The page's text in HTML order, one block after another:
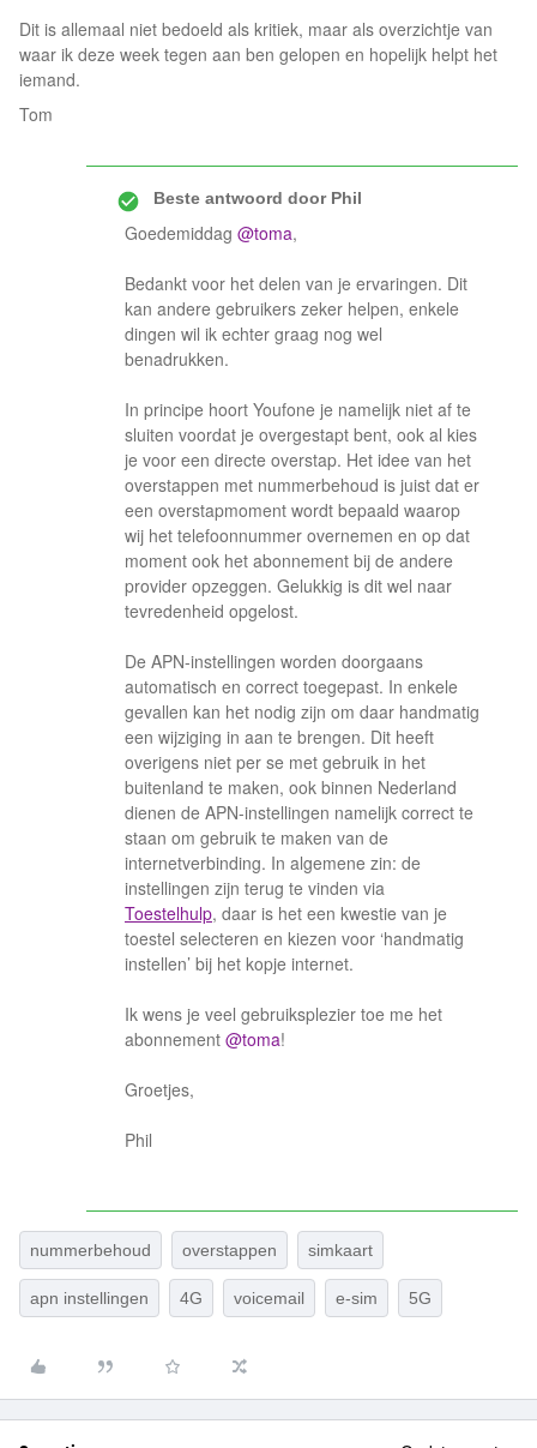
Dit is allemaal niet bedoeld als kritiek, maar als overzichtje van
waar ik deze week tegen aan ben gelopen en hopelijk helpt het
iemand.
Tom
Beste antwoord doorPhil
Goedemiddag @toma,
Bedankt voor het delen van je ervaringen. Dit
kan andere gebruikers zeker helpen, enkele
dingen wil ik echter graag nog wel
benadrukken.
In principe hoort Youfone je namelijk niet af te
sluiten voordat je overgestapt bent, ook al kies
je voor een directe overstap. Het idee van het
overstappen met nummerbehoud is juist dat er
een overstapmoment wordt bepaald waarop
wij het telefoonnummer overnemen en op dat
moment ook het abonnement bij de andere
provider opzeggen. Gelukkig is dit wel naar
tevredenheid opgelost.
De APN-instellingen worden doorgaans
automatisch en correct toegepast. In enkele
gevallen kan het nodig zijn om daar handmatig
een wijziging in aan te brengen. Dit heeft
overigens niet per se met gebruik in het
buitenland te maken, ook binnen Nederland
dienen de APN-instellingen namelijk correct te
staan om gebruik te maken van de
internetverbinding. In algemene zin: de
instellingen zijn terug te vinden via
Toestelhulp, daar is het een kwestie van je
toestel selecteren en kiezen voor ‘handmatig
instellen’ bij het kopje internet.
Ik wens je veel gebruiksplezier toe me het
abonnement @toma!
Groetjes,
Phil
nummerbehoud overstappen simkaart
apn instellingen 4G voicemail e-sim 5G